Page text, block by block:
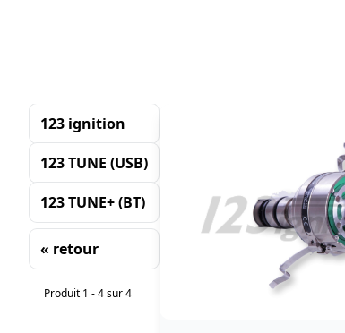
123 ignition
123 TUNE (USB)
123 TUNE+ (BT)
« retour
TriProduit 1 - 4 sur 4